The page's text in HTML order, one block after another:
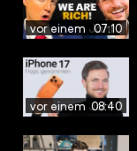
vor einem Jahr
07:10
vor einem Jahr
08:40